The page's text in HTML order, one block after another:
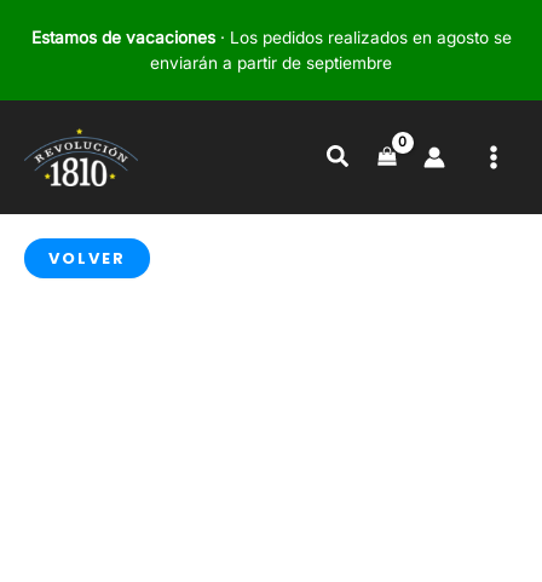
Estamos de vacaciones· Los pedidos realizados en agosto se
enviarán a partir de septiembre
Buscar
VOLVER